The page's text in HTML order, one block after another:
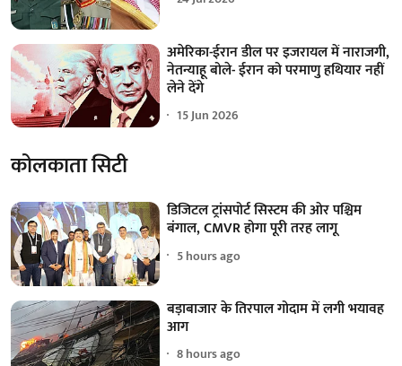
अमेरिका-ईरान डील पर इजरायल में नाराजगी,
नेतन्याहू बोले- ईरान को परमाणु हथियार नहीं
लेने देंगे
15 Jun 2026
कोलकाता सिटी
डिजिटल ट्रांसपोर्ट सिस्टम की ओर पश्चिम
बंगाल, CMVR होगा पूरी तरह लागू
5 hours ago
बड़ाबाजार के तिरपाल गोदाम में लगी भयावह
आग
8 hours ago